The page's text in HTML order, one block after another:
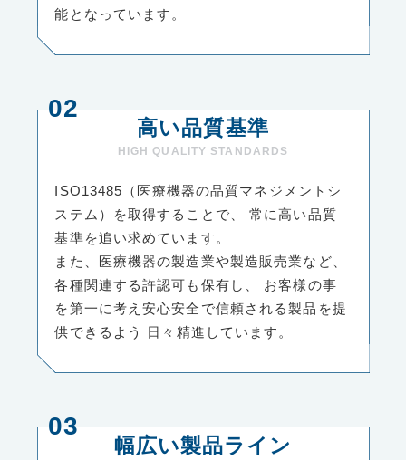
能となっています。
高い品質基準
HIGH QUALITY STANDARDS
ISO13485（医療機器の品質マネジメントシ
ステム）を取得することで、
常に高い品質
基準を追い求めています。
また、医療機器の製造業や製造販売業など、
各種関連する許認可も保有し、
お客様の事
を第一に考え安心安全で信頼される製品を提
供できるよう
日々精進しています。
幅広い製品ライン